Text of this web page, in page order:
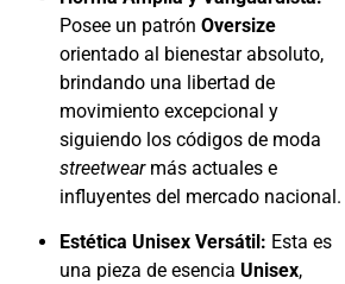
Posee un patrón Oversize
orientado al bienestar absoluto,
brindando una libertad de
movimiento excepcional y
siguiendo los códigos de moda
streetwearmás actuales e
influyentes del mercado nacional.
Estética Unisex Versátil: Esta es
una pieza de esencia Unisex,